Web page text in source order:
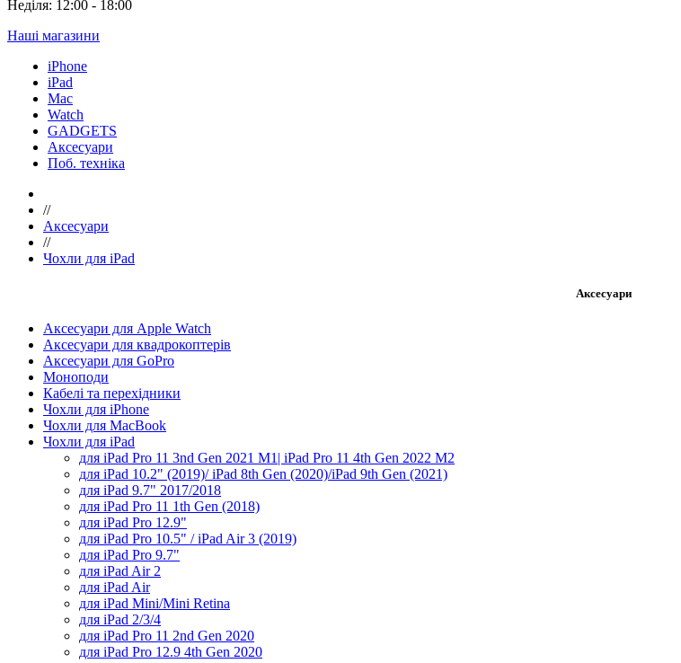
Неділя: 12:00 - 18:00
Наші магазини
iPhone
iPad
Mac
Watch
GADGETS
Аксесуари
Поб. техніка
//
Аксесуари
//
Чохли для iPad
Аксесуари
Аксесуари для Apple Watch
Аксесуари для квадрокоптерів
Аксесуари для GoPro
Моноподи
Кабелі та перехідники
Чохли для iPhone
Чохли для MacBook
Чохли для iPad
для iPad Pro 11 3nd Gen 2021 M1| iPad Pro 11 4th Gen 2022 M2
для iPad 10.2" (2019)/ iPad 8th Gen (2020)/iPad 9th Gen (2021)
для iPad 9.7" 2017/2018
для iPad Pro 11 1th Gen (2018)
для iPad Pro 12.9"
для iPad Pro 10.5" / iPad Air 3 (2019)
для iPad Pro 9.7"
для iPad Air 2
для iPad Air
для iPad Mini/Mini Retina
для iPad 2/3/4
для iPad Pro 11 2nd Gen 2020
для iPad Pro 12.9 4th Gen 2020